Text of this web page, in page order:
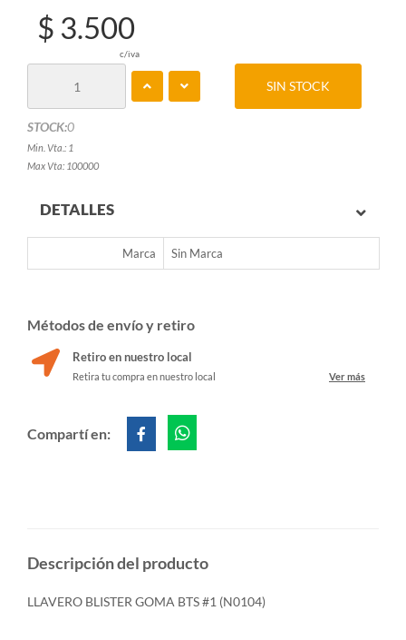
$ 3.500
c/iva
STOCK:0
Min. Vta.: 1
Max Vta: 100000
SIN STOCK
DETALLES
Marca Sin Marca
Métodos de envío y retiro
Retiro en nuestro local
Retira tu compra en nuestro local Ver más
Compartí en:
Descripción del producto
LLAVERO BLISTER GOMA BTS #1 (N0104)